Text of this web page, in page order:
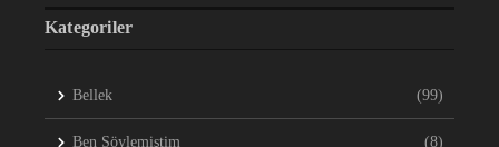
Kategoriler
Bellek (99)
Ben Söylemiştim (8)